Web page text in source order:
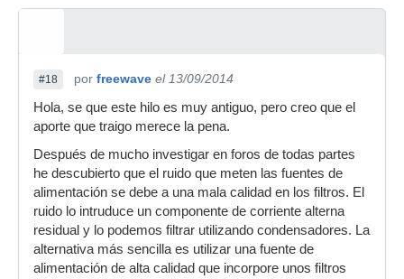
#18 por freewave el 13/09/2014
Hola, se que este hilo es muy antiguo, pero creo que el
aporte que traigo merece la pena.
Después de mucho investigar en foros de todas partes
he descubierto que el ruido que meten las fuentes de
alimentación se debe a una mala calidad en los filtros. El
ruido lo intruduce un componente de corriente alterna
residual y lo podemos filtrar utilizando condensadores. La
alternativa más sencilla es utilizar una fuente de
alimentación de alta calidad que incorpore unos filtros